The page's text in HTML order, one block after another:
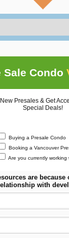
Sale Condo
Presales & Get
Special Deals!
Buying a Presale Condo
Booking a Vancouver
Are you currently working
are
with